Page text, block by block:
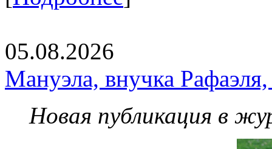
05.08.2026
Мануэла, внучка
Новая публикация в